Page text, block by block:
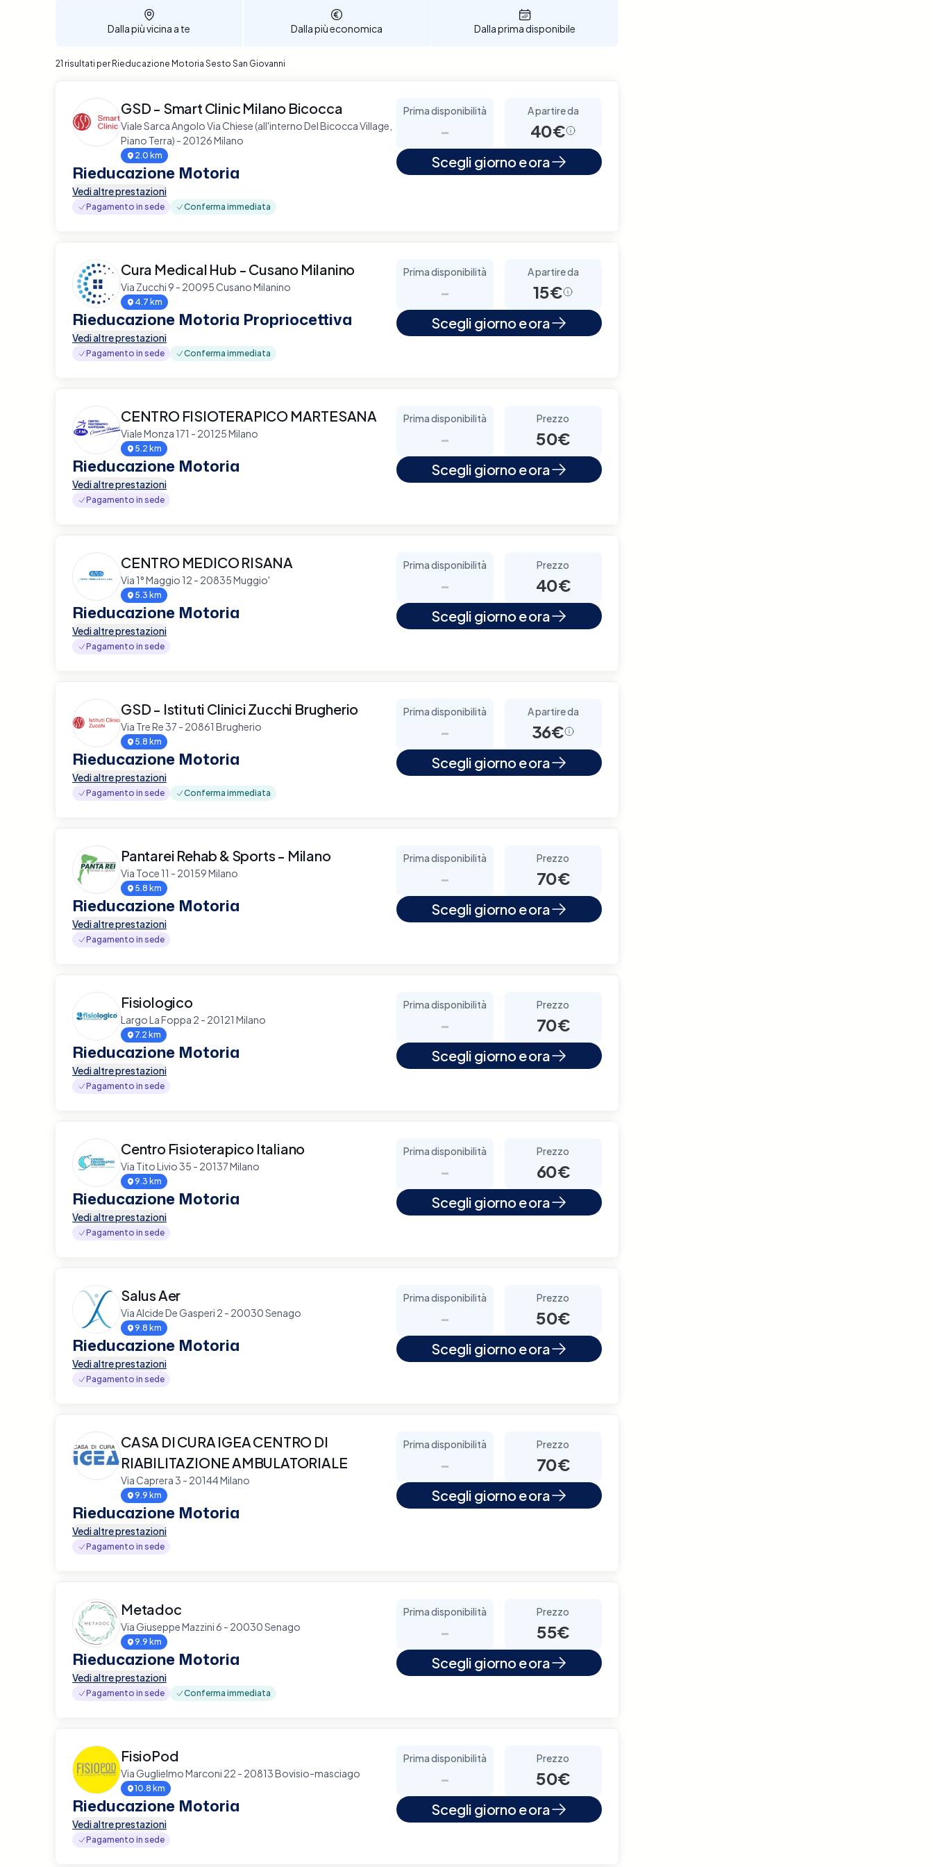
Dalla più vicina a te Dalla più economica Dalla prima disponibile
21 risultati per Rieducazione Motoria Sesto San Giovanni
GSD - Smart Clinic Milano Bicocca
Viale Sarca Angolo Via Chiese (all'interno Del Bicocca Village,
Piano Terra) - 20126 Milano
2.0 km
Rieducazione Motoria
Vedi altre prestazioni
Pagamento in sede Conferma immediata
Prima disponibilità
-
A partire da
40€
Scegli giorno e ora
Cura Medical Hub - Cusano Milanino
Via Zucchi 9 - 20095 Cusano Milanino
4.7 km
Rieducazione Motoria Propriocettiva
Vedi altre prestazioni
Pagamento in sede Conferma immediata
Prima disponibilità
-
A partire da
15€
Scegli giorno e ora
CENTRO FISIOTERAPICO MARTESANA
Viale Monza 171 - 20125 Milano
5.2 km
Rieducazione Motoria
Vedi altre prestazioni
Pagamento in sede
Prima disponibilità
-
Prezzo
50€
Scegli giorno e ora
CENTRO MEDICO RISANA
Via 1° Maggio 12 - 20835 Muggio'
5.3 km
Rieducazione Motoria
Vedi altre prestazioni
Pagamento in sede
Prima disponibilità
-
Prezzo
40€
Scegli giorno e ora
GSD - Istituti Clinici Zucchi Brugherio
Via Tre Re 37 - 20861 Brugherio
5.8 km
Rieducazione Motoria
Vedi altre prestazioni
Pagamento in sede Conferma immediata
Prima disponibilità
-
A partire da
36€
Scegli giorno e ora
Pantarei Rehab & Sports - Milano
Via Toce 11 - 20159 Milano
5.8 km
Rieducazione Motoria
Vedi altre prestazioni
Pagamento in sede
Prima disponibilità
-
Prezzo
70€
Scegli giorno e ora
Fisiologico
Largo La Foppa 2 - 20121 Milano
7.2 km
Rieducazione Motoria
Vedi altre prestazioni
Pagamento in sede
Prima disponibilità
-
Prezzo
70€
Scegli giorno e ora
Centro Fisioterapico Italiano
Via Tito Livio 35 - 20137 Milano
9.3 km
Rieducazione Motoria
Vedi altre prestazioni
Pagamento in sede
Prima disponibilità
-
Prezzo
60€
Scegli giorno e ora
Salus Aer
Via Alcide De Gasperi 2 - 20030 Senago
9.8 km
Rieducazione Motoria
Vedi altre prestazioni
Pagamento in sede
Prima disponibilità
-
Prezzo
50€
Scegli giorno e ora
CASA DI CURA IGEA CENTRO DI
RIABILITAZIONE AMBULATORIALE
Via Caprera 3 - 20144 Milano
9.9 km
Rieducazione Motoria
Vedi altre prestazioni
Pagamento in sede
Prima disponibilità
-
Prezzo
70€
Scegli giorno e ora
Metadoc
Via Giuseppe Mazzini 6 - 20030 Senago
9.9 km
Rieducazione Motoria
Vedi altre prestazioni
Pagamento in sede Conferma immediata
Prima disponibilità
-
Prezzo
55€
Scegli giorno e ora
FisioPod
Via Guglielmo Marconi 22 - 20813 Bovisio-masciago
10.8 km
Rieducazione Motoria
Vedi altre prestazioni
Pagamento in sede
Prima disponibilità
-
Prezzo
50€
Scegli giorno e ora